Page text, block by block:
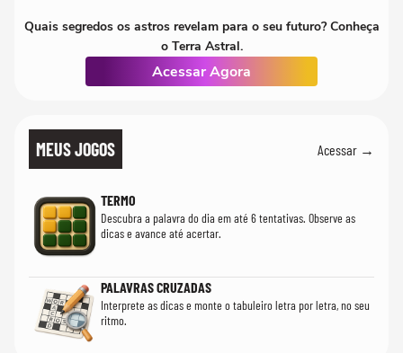
Quais segredos os astros revelam para o seu futuro? Conheça
o Terra Astral.
Acessar Agora
MEUS JOGOS Acessar →
TERMO
Descubra a palavra do dia em até 6 tentativas. Observe as
dicas e avance até acertar.
PALAVRAS CRUZADAS
Interprete as dicas e monte o tabuleiro letra por letra, no seu
ritmo.